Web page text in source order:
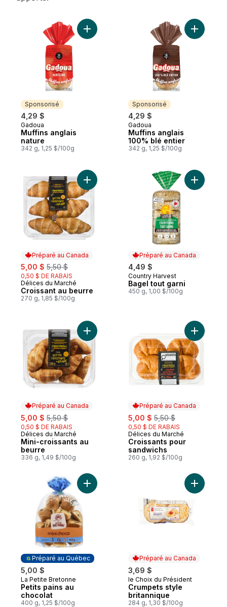
Sponsorisé
4,29 $
Sponsorisé
Gadoua
Muffins anglais
nature
342 g, 1,25 $/100g
Ajouter Muffins anglais nature au panier
Sponsorisé
4,29 $
Sponsorisé
Gadoua
Muffins anglais
100% blé entier
342 g, 1,25 $/100g
Ajouter
Préparé au Canada
sale:
5,00 $ , formerly:
5,50 $
0,50 $ DE RABAIS
Préparé au Canada
Délices du Marché
Croissant au beurre
270 g, 1,85 $/100g
Ajouter Croissant au beurre au panier
Préparé au Canada
4,49 $
Préparé au Canada
Country Harvest
Bagel tout garni
450 g, 1,00 $/100g
Ajouter
Préparé au Canada
sale:
5,00 $ , formerly:
5,50 $
0,50 $ DE RABAIS
Préparé au Canada
Délices du Marché
Mini-croissants au
beurre
336 g, 1,49 $/100g
Ajouter Mini-croissants au beurre au
Préparé au Canada
sale:
5,00 $ , formerly:
5,50 $
0,50 $ DE RABAIS
Préparé au Canada
Délices du Marché
Croissants pour
sandwichs
260 g, 1,92 $/100g
Ajouter
Préparé au Québec
5,00 $
Préparé au Québec
La Petite Bretonne
Petits pains au
chocolat
400 g, 1,25 $/100g
Ajouter Petits pains au chocolat au panier
Préparé au Canada
3,69 $
Préparé au Canada
le Choix du Président
Crumpets style
britannique
284 g, 1,30 $/100g
Ajouter